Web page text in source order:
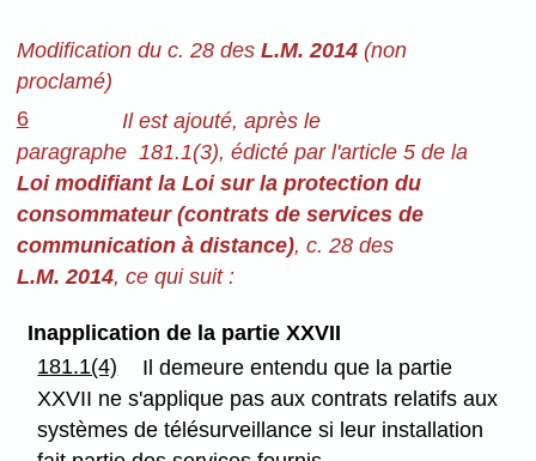
Modification du c. 28 des L.M. 2014(non
proclamé)
6
Il est ajouté, après le
paragraphe 181.1(3), édicté par l'article 5 de la
Loi modifiant la Loi sur la protection du
consommateur (contrats de services de
communication à distance), c. 28 des
L.M. 2014, ce qui suit :
Inapplication de la partie XXVII
181.1(4)
Il demeure entendu que la partie
XXVII ne s'applique pas aux contrats relatifs aux
systèmes de télésurveillance si leur installation